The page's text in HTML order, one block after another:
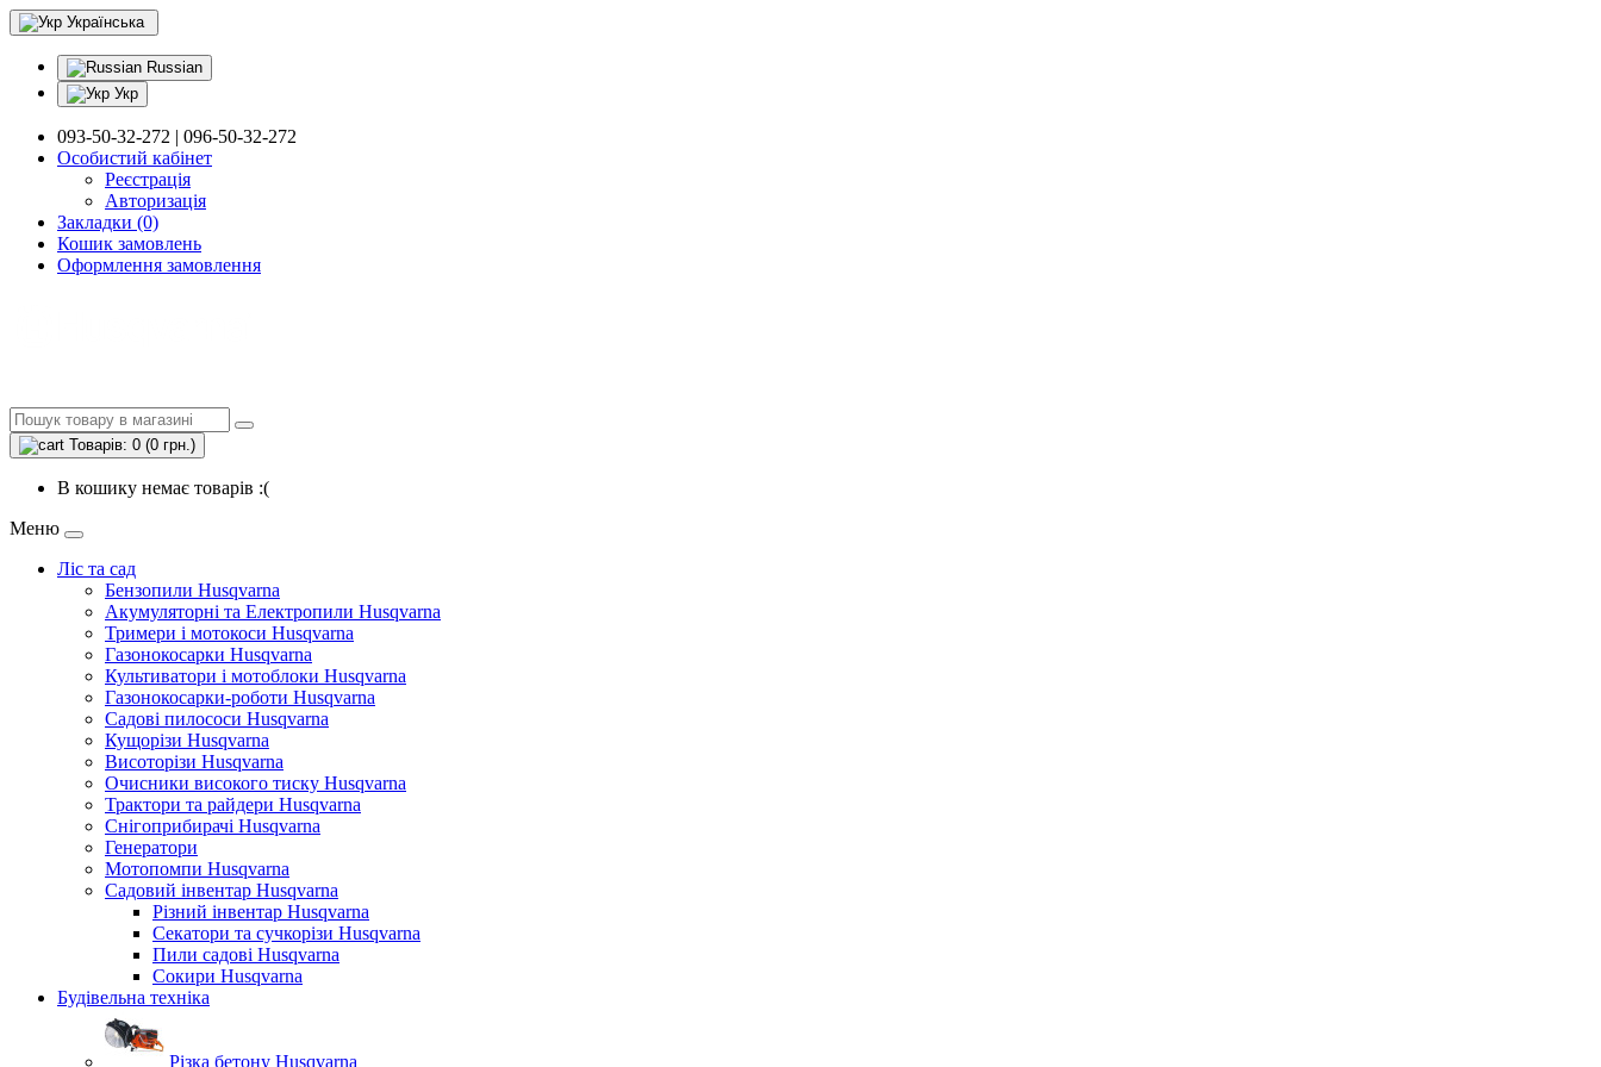
Українська
Russian
Укр
093-50-32-272 | 096-50-32-272
Особистий кабінет
Реєстрація
Авторизація
Закладки (0)
Кошик замовлень
Оформлення замовлення
Товарів: 0 (0 грн.)
В кошику немає товарів :(
Меню
Ліс та сад
Бензопили Husqvarna
Акумуляторні та Електропили Husqvarna
Тримери і мотокоси Husqvarna
Газонокосарки Husqvarna
Культиватори і мотоблоки Husqvarna
Газонокосарки-роботи Husqvarna
Садові пилососи Husqvarna
Кущорізи Husqvarna
Висоторізи Husqvarna
Очисники високого тиску Husqvarna
Трактори та райдери Husqvarna
Снігоприбирачі Husqvarna
Генератори
Мотопомпи Husqvarna
Садовий інвентар Husqvarna
Різний інвентар Husqvarna
Секатори та сучкорізи Husqvarna
Пили садові Husqvarna
Сокири Husqvarna
Будівельна техніка
Різка бетону Husqvarna